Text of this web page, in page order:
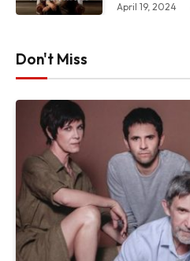
April 19, 2024
Don't Miss